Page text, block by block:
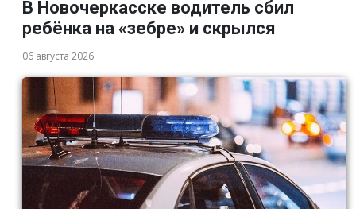
В Новочеркасске водитель сбил
ребёнка на «зебре» и скрылся
06 августа 2026